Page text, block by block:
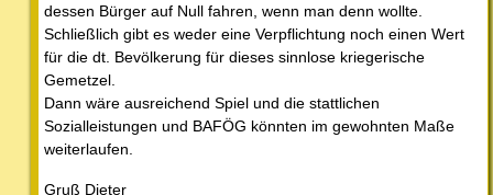
dessen Bürger auf Null fahren, wenn man denn wollte.
Schließlich gibt es weder eine Verpflichtung noch einen Wert
für die dt. Bevölkerung für dieses sinnlose kriegerische
Gemetzel.
Dann wäre ausreichend Spiel und die stattlichen
Sozialleistungen und BAFÖG könnten im gewohnten Maße
weiterlaufen.
Gruß Dieter